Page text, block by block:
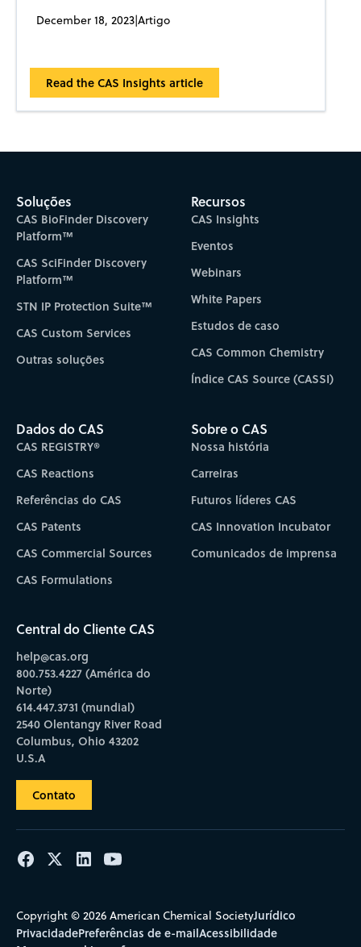
December 18, 2023|Artigo
Read the CAS Insights article
Soluções
CAS BioFinder Discovery
Platform™
CAS SciFinder Discovery
Platform™
STN IP Protection Suite™
CAS Custom Services
Outras soluções
Recursos
CAS Insights
Eventos
Webinars
White Papers
Estudos de caso
CAS Common Chemistry
Índice CAS Source (CASSI)
Dados do CAS
CAS REGISTRY®
CAS Reactions
Referências do CAS
CAS Patents
CAS Commercial Sources
CAS Formulations
Sobre o CAS
Nossa história
Carreiras
Futuros líderes CAS
CAS Innovation Incubator
Comunicados de imprensa
Central do Cliente CAS
help@cas.org
800.753.4227 (América do
Norte)
614.447.3731 (mundial)
2540 Olentangy River Road
Columbus, Ohio 43202
U.S.A
Contato
Copyright © 2026 American Chemical SocietyJurídico
PrivacidadePreferências de e-mailAcessibilidade